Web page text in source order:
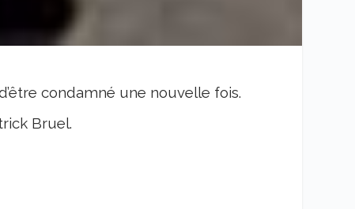
condamné une nouvelle fois.
Bruel.